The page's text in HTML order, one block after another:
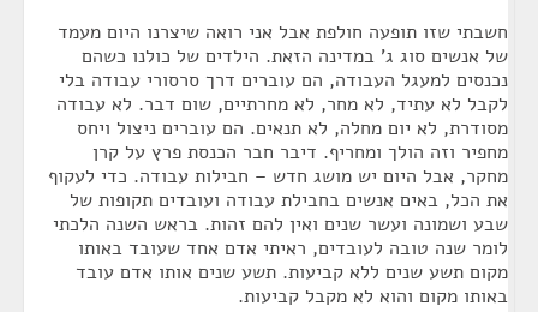
חשבתי שזו תופעה חולפת אבל אני רואה שיצרנו היום מעמד
של אנשים סוג ג' במדינה הזאת. הילדים של כולנו כשהם
נכנסים למעגל העבודה, הם עוברים דרך סרסורי עבודה בלי
לקבל לא עתיד, לא מחר, לא מחרתיים, שום דבר. לא עבודה
מסודרת, לא יום מחלה, לא תנאים. הם עוברים ניצול ויחס
מחפיר וזה הולך ומחריף. דיבר חבר הכנסת פרץ על קרן
מחקר, אבל היום יש מושג חדש – חבילות עבודה. כדי לעקוף
את הכל, באים אנשים בחבילת עבודה ועובדים תקופות של
שבע ושמונה ועשר שנים ואין להם זהות. בראש השנה הלכתי
לומר שנה טובה לעובדים, ראיתי אדם אחד שעובד באותו
מקום תשע שנים ללא קביעות. תשע שנים אותו אדם עובד
באותו מקום והוא לא מקבל קביעות.